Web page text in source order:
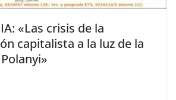
«Las crisis de la
capitalista a la luz de la